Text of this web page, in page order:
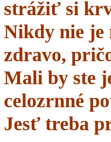
strážiť si
Nikdy nie je
zdravo,
Mali by ste
celozrnné
Jesť treba